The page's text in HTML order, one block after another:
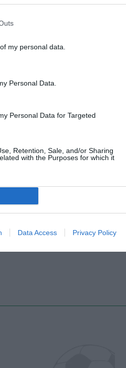
my personal data.
Personal Data.
Personal Data for Targeted
Retention, Sale, and/or Sharing
with the Purposes for which it
Data Access Privacy Policy